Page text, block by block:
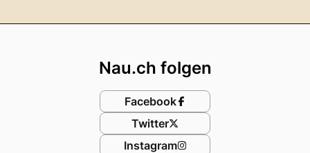
Nau.ch folgen
Facebook
Twitter
Instagram